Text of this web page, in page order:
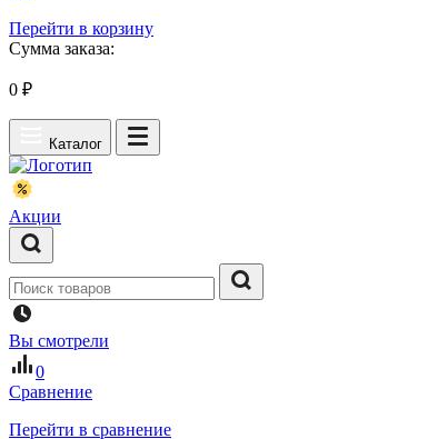
Перейти в корзину
Сумма заказа:
0 ₽
Каталог
Акции
Вы смотрели
0
Сравнение
Перейти в сравнение